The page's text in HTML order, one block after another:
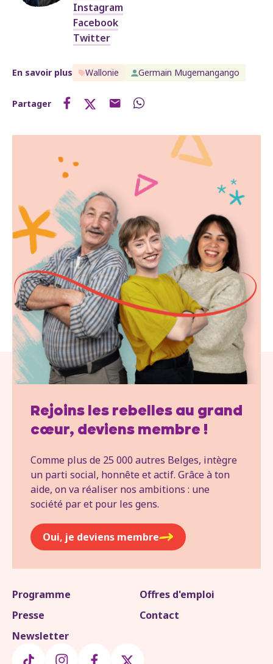
Instagram
Facebook
Twitter
En savoir plus Wallonie Germain Mugemangango
Partager
Rejoins les rebelles au grand
cœur, deviens membre !
Comme plus de 25 000 autres Belges, intègre
un parti social, honnête et actif. Grâce à ton
aide, on va réaliser nos ambitions : une
société par et pour les gens.
Oui, je deviens membre
Programme
Offres d'emploi
Presse
Contact
Newsletter